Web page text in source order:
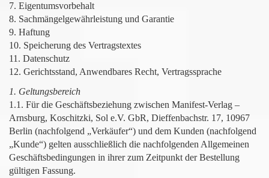
7. Eigentumsvorbehalt
8. Sachmängelgewährleistung und Garantie
9. Haftung
10. Speicherung des Vertragstextes
11. Datenschutz
12. Gerichtsstand, Anwendbares Recht, Vertragssprache
1. Geltungsbereich
1.1. Für die Geschäftsbeziehung zwischen Manifest-Verlag –
Arnsburg, Koschitzki, Sol e.V. GbR, Dieffenbachstr. 17, 10967
Berlin (nachfolgend „Verkäufer“) und dem Kunden (nachfolgend
„Kunde“) gelten ausschließlich die nachfolgenden Allgemeinen
Geschäftsbedingungen in ihrer zum Zeitpunkt der Bestellung
gültigen Fassung.